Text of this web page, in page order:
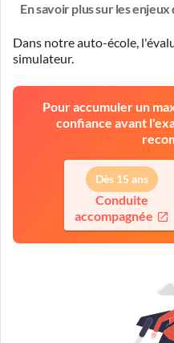
En savoir plus sur les
Dans notre auto-école,
simulateur.
Pour accumuler un
confiance avant
Dès 15 ans
Conduite
accompagnée